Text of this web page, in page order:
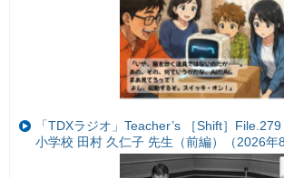
「TDXラジオ」Teacher’s ［Shift］
小学校 田村 久仁子 先生（前編）（2026年8